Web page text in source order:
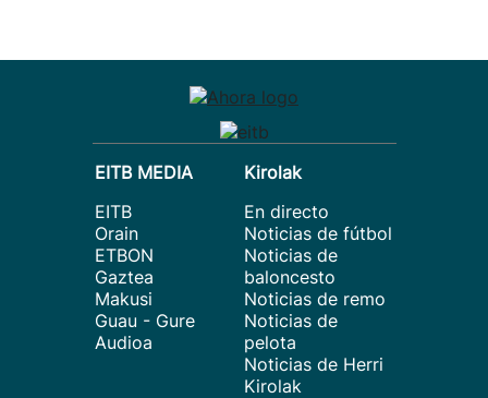
EITB MEDIA
EITB
Orain
ETBON
Gaztea
Makusi
Guau - Gure
Audioa
Kirolak
En directo
Noticias de fútbol
Noticias de
baloncesto
Noticias de remo
Noticias de
pelota
Noticias de Herri
Kirolak